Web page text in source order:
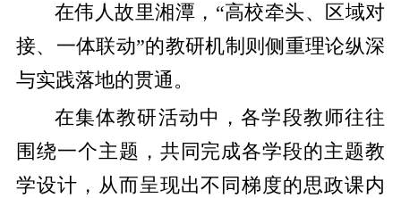
在伟人故里湘潭，“高校牵头、区域对
接、一体联动”的教研机制则侧重理论纵深
与实践落地的贯通。
在集体教研活动中，各学段教师往往
围绕一个主题，共同完成各学段的主题教
学设计，从而呈现出不同梯度的思政课内